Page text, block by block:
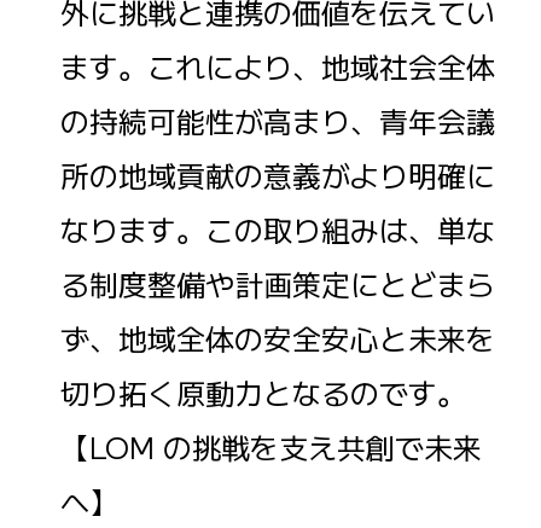
外に挑戦と連携の価値を伝えてい
ます。これにより、地域社会全体
の持続可能性が高まり、青年会議
所の地域貢献の意義がより明確に
なります。この取り組みは、単な
る制度整備や計画策定にとどまら
ず、地域全体の安全安心と未来を
切り拓く原動力となるのです。
【LOM の挑戦を支え共創で未来
へ】